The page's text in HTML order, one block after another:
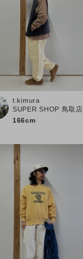
t.kimura
SUPER SHOP 鳥取店
166cm